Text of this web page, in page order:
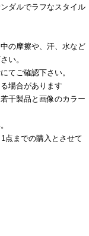
ダルでラフなスタイル
の摩擦や、汗、水など
い。
てご確認下さい。
場合があります
干製品と画像のカラー
点までの購入とさせて